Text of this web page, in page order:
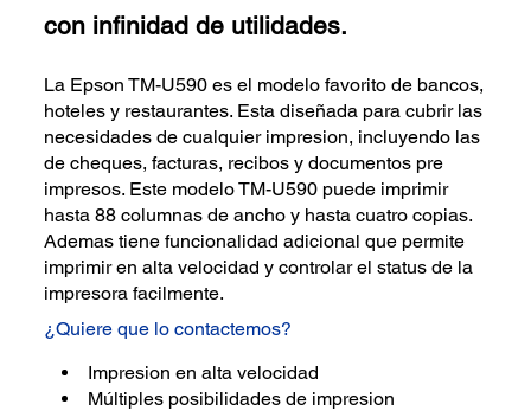
con infinidad de utilidades.
La Epson TM-U590 es el modelo favorito de bancos,
hoteles y restaurantes. Esta diseñada para cubrir las
necesidades de cualquier impresion, incluyendo las
de cheques, facturas, recibos y documentos pre
impresos. Este modelo TM-U590 puede imprimir
hasta 88 columnas de ancho y hasta cuatro copias.
Ademas tiene funcionalidad adicional que permite
imprimir en alta velocidad y controlar el status de la
impresora facilmente.
¿Quiere que lo contactemos?
Impresion en alta velocidad
Múltiples posibilidades de impresion